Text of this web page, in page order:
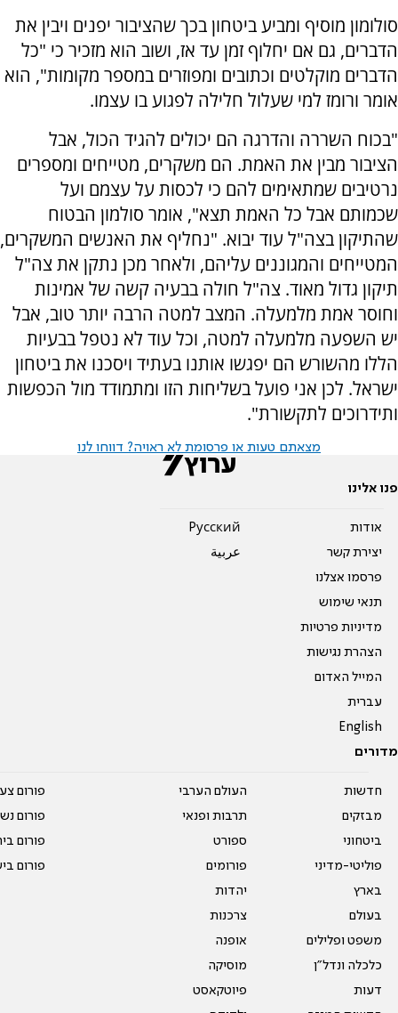
סולומון מוסיף ומביע ביטחון בכך שהציבור יפנים ויבין את
הדברים, גם אם יחלוף זמן עד אז, ושוב הוא מזכיר כי "כל
הדברים מוקלטים וכתובים ומפוזרים במספר מקומות", הוא
אומר ורומז למי שעלול חלילה לפגוע בו עצמו.
"בכוח השררה והדרגה הם יכולים להגיד הכול, אבל
הציבור מבין את האמת. הם משקרים, מטייחים ומספרים
נרטיבים שמתאימים להם כי לכסות על עצמם ועל
שכמותם אבל כל האמת תצא", אומר סולמון הבטוח
שהתיקון בצה"ל עוד יבוא. "נחליף את האנשים המשקרים,
המטייחים והמגוננים עליהם, ולאחר מכן נתקן את צה"ל
תיקון גדול מאוד. צה"ל חולה בבעיה קשה של אמינות
וחוסר אמת מלמעלה. המצב למטה הרבה יותר טוב, אבל
יש השפעה מלמעלה למטה, וכל עוד לא נטפל בבעיות
הללו מהשורש הם יפגשו אותנו בעתיד ויסכנו את ביטחון
ישראל. לכן אני פועל בשליחות הזו ומתמודד מול הכפשות
ותידרוכים לתקשורת".
מצאתם טעות או פרסומת לא ראויה? דווחו לנו
פנו אלינו
אודות
יצירת קשר
פרסמו אצלנו
תנאי שימוש
מדיניות פרטיות
הצהרת נגישות
המייל האדום
עברית
English
Pусский
عربية
מדורים
חדשות
מבזקים
ביטחוני
פוליטי-מדיני
בארץ
בעולם
משפט ופלילים
כלכלה ונדל"ן
דעות
העולם הערבי
תרבות ופנאי
ספורט
פורומים
יהדות
צרכנות
אופנה
מוסיקה
פיוטקאסט
פורום
פורום
פורום
פורום